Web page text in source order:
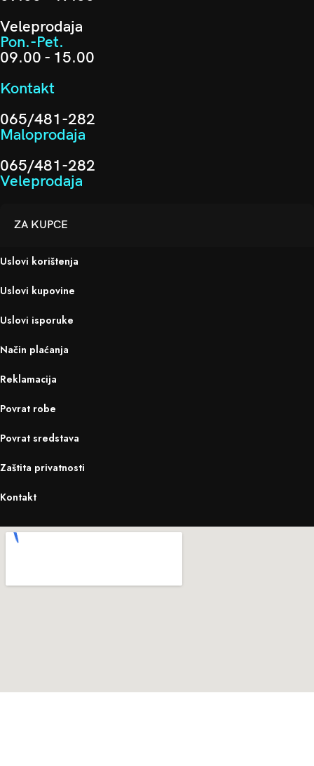
Veleprodaja
Pon.-Pet.
09.00 - 15.00
Kontakt
065/481-282
Maloprodaja
065/481-282
Veleprodaja
ZA KUPCE
Uslovi korištenja
Uslovi kupovine
Uslovi isporuke
Način plaćanja
Reklamacija
Povrat robe
Povrat sredstava
Zaštita privatnosti
Kontakt